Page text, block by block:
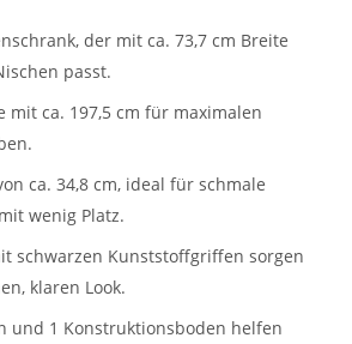
der mit ca. 73,7 cm Breite
passt.
mit ca. 197,5 cm für maximalen
ca. 34,8 cm, ideal für schmale
wenig Platz.
schwarzen Kunststoffgriffen sorgen
klaren Look.
und 1 Konstruktionsboden helfen